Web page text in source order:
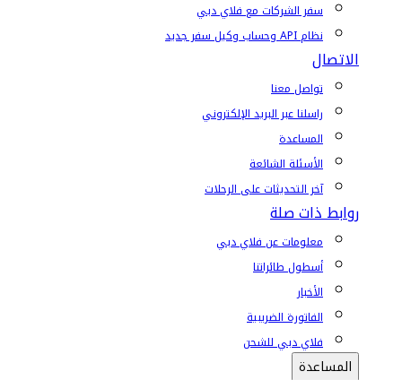
سفر الشركات مع فلاي دبي
نظام API وحساب وكيل سفر جديد
الاتصال
تواصل معنا
راسلنا عبر البريد الإلكتروني
المساعدة
الأسئلة الشائعة
آخر التحديثات على الرحلات
روابط ذات صلة
معلومات عن فلاي دبي
أسطول طائراتنا
الأخبار
الفاتورة الضريبية
فلاي دبي للشحن
المساعدة